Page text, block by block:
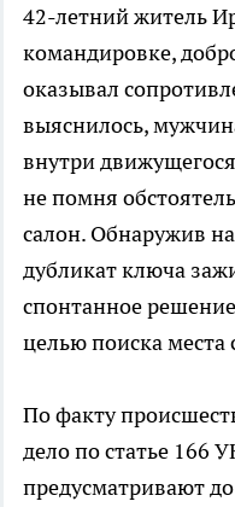
42-летний житель
командировке,
оказывал
выяснилось,
внутри
не помня
салон. Обнаружив
дубликат ключа
спонтанное
целью поиска места
По факту
дело по статье 166
предусматривают